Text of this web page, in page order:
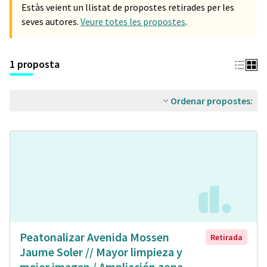
Estàs veient un llistat de propostes retirades per les
seves autores. Veure totes les propostes.
1 proposta
Ordenar propostes:
Peatonalizar Avenida Mossen
Jaume Soler // Mayor limpieza y
Retirada